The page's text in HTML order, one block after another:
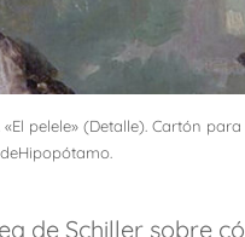
pelele» (Detalle). Cartón
de Schiller sobre